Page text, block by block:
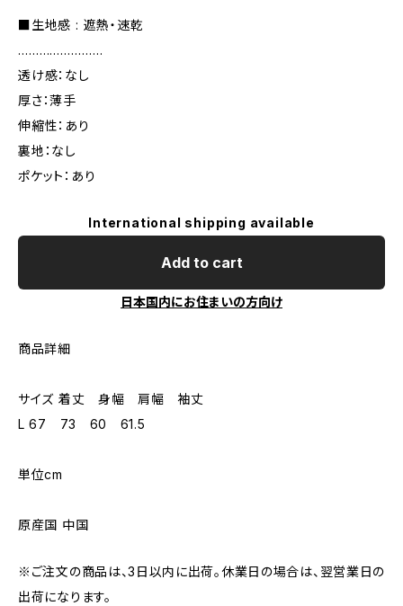
■生地感 : 遮熱・速乾
……………………
透け感：なし
厚さ：薄手
伸縮性：あり
裏地：なし
ポケット：あり
International shipping available
Add to cart
日本国内にお住まいの方向け
商品詳細
サイズ 着丈 身幅 肩幅 袖丈
L 67 73 60 61.5
単位cm
原産国 中国
※ご注文の商品は、3日以内に出荷。休業日の場合は、翌営業日の
出荷になります。